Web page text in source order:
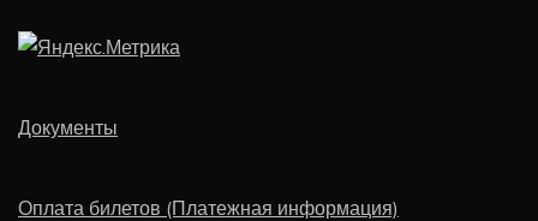
Документы
Оплата билетов (Платежная информация)